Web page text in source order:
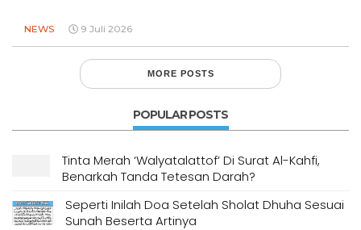
NEWS 9 Juli 2026
MORE POSTS
POPULAR POSTS
Tinta Merah ‘Walyatalattof’ Di Surat Al-Kahfi,
Benarkah Tanda Tetesan Darah?
Seperti Inilah Doa Setelah Sholat Dhuha Sesuai
Sunah Beserta Artinya